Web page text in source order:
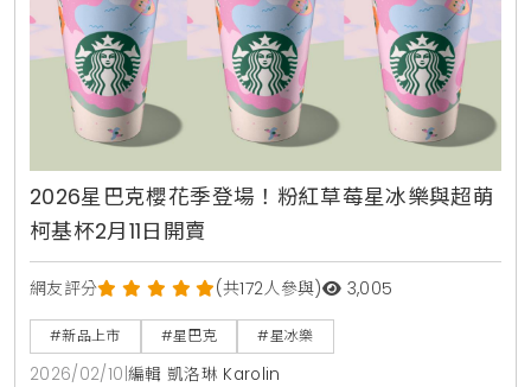
2026星巴克櫻花季登場！粉紅草莓星冰樂與超萌
柯基杯2月11日開賣
網友評分 (共172人參與) 3,005
#新品上市 #星巴克 #星冰樂
2026/02/10 編輯 凱洛琳 Karolin